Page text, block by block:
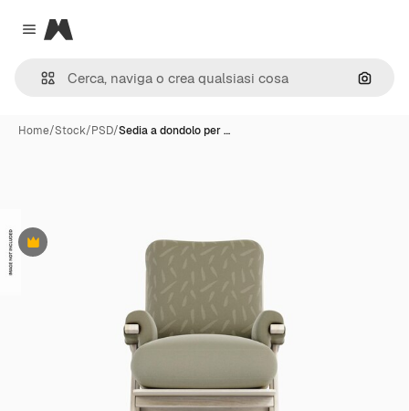
Close menu
Magnific
Cerca
Home/Stock/PSD/Sedia a dondolo per …
Premium